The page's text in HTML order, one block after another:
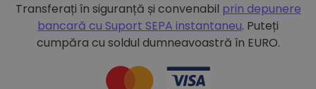
Transferați în siguranță și convenabil prin depunere
bancară cu Suport SEPA instantaneu. Puteți
cumpăra cu soldul dumneavoastră în EURO.